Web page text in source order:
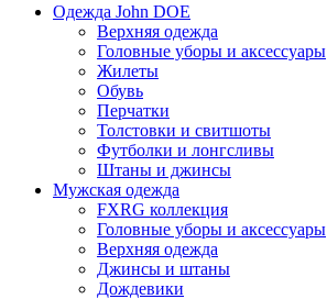
Одежда John DOE
Верхняя одежда
Головные уборы и аксессуары
Жилеты
Обувь
Перчатки
Толстовки и свитшоты
Футболки и лонгсливы
Штаны и джинсы
Мужская одежда
FXRG коллекция
Головные уборы и аксессуары
Верхняя одежда
Джинсы и штаны
Дождевики